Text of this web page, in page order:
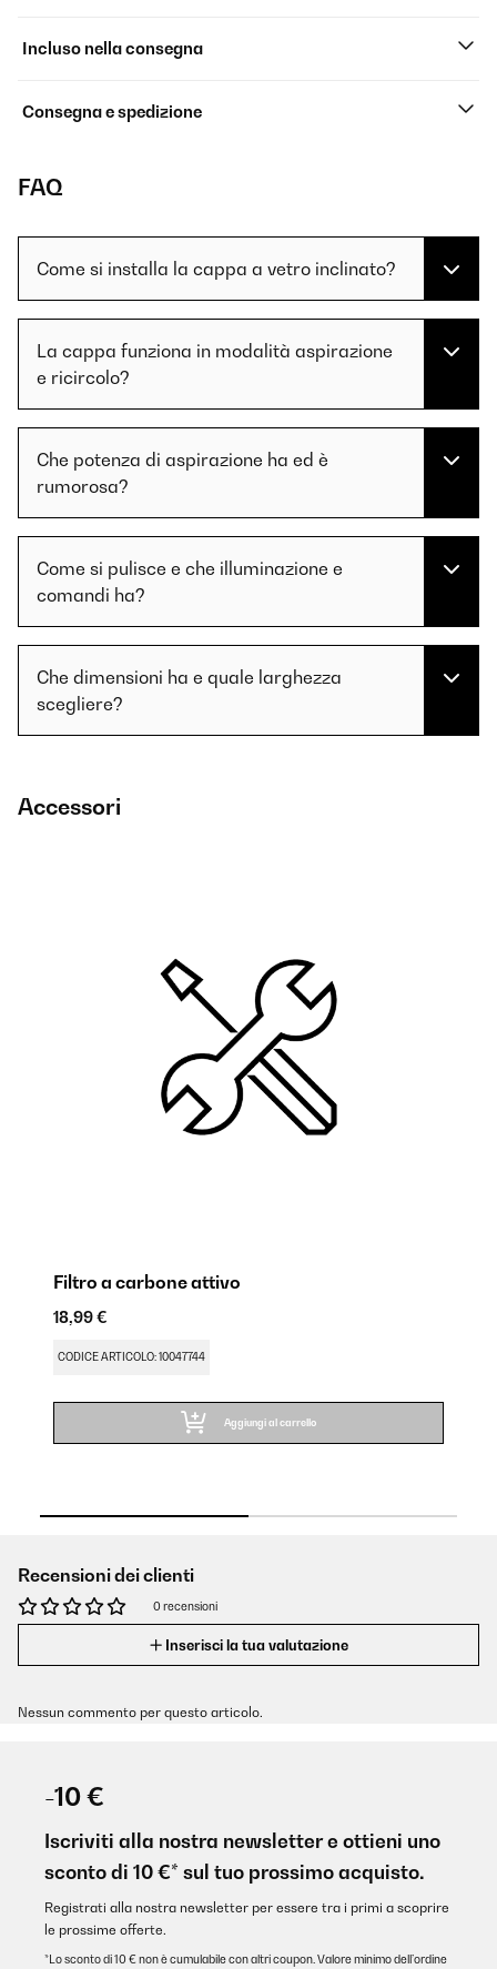
Incluso nella consegna
Consegna e spedizione
FAQ
Come si installa la cappa a vetro inclinato?
La cappa funziona in modalità aspirazione
e ricircolo?
Che potenza di aspirazione ha ed è
rumorosa?
Come si pulisce e che illuminazione e
comandi ha?
Che dimensioni ha e quale larghezza
scegliere?
Accessori
Filtro a carbone attivo
18,99 €
CODICE ARTICOLO: 10047744
Aggiungi al carrello
Recensioni dei clienti
0 recensioni
Inserisci la tua valutazione
Nessun commento per questo articolo.
-10 €
Iscriviti alla nostra newsletter e ottieni uno
sconto di 10 €* sul tuo prossimo acquisto.
Registrati alla nostra newsletter per essere tra i primi a scoprire
le prossime offerte.
*Lo sconto di 10 € non è cumulabile con altri coupon. Valore minimo dell’ordine